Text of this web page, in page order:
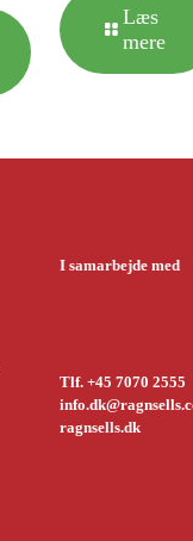
Læs
mere
I samarbejde med
Tlf. +45 7070 2555
ragnsells.dk